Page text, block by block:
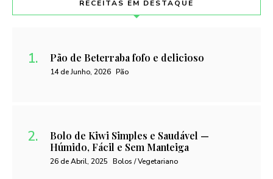
RECEITAS EM DESTAQUE
Pão de Beterraba fofo e delicioso
14 de Junho, 2026 Pão
Bolo de Kiwi Simples e Saudável —
Húmido, Fácil e Sem Manteiga
26 de Abril, 2025 Bolos / Vegetariano